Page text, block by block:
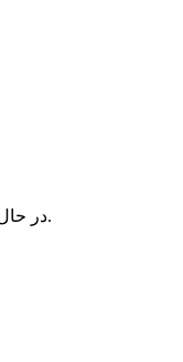
در حال حاضر سبد خرید شما خالی می‌باشد.